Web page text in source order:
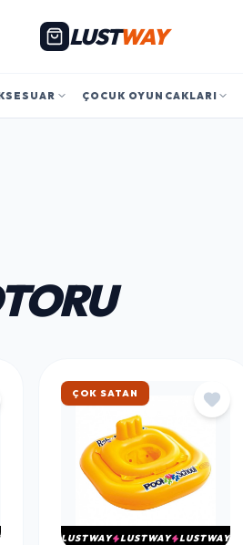
LUSTWAY
ÇOCUK OYUNCAKLARI
ÇOK SATAN
LUSTWAY LUSTWAY LUSTWAY